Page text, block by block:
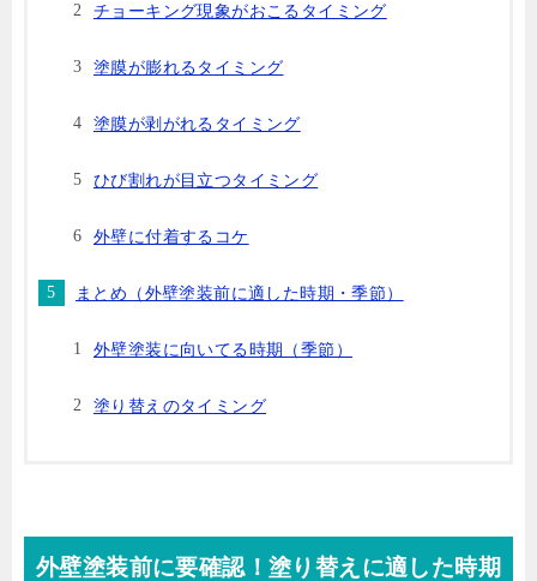
チョーキング現象がおこるタイミング
塗膜が膨れるタイミング
塗膜が剥がれるタイミング
ひび割れが目立つタイミング
外壁に付着するコケ
まとめ（外壁塗装前に適した時期・季節）
外壁塗装に向いてる時期（季節）
塗り替えのタイミング
外壁塗装前に要確認！塗り替えに適した時期